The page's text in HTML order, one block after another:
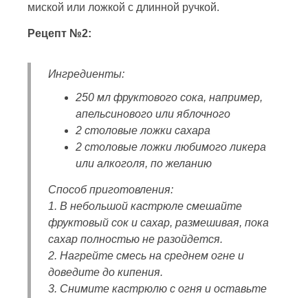
миской или ложкой с длинной ручкой.
Рецепт №2:
Ингредиенты:
250 мл фруктового сока, например,
апельсинового или яблочного
2 столовые ложки сахара
2 столовые ложки любимого ликера
или алкоголя, по желанию
Способ приготовления:
1. В небольшой кастрюле смешайте
фруктовый сок и сахар, размешивая, пока
сахар полностью не разойдется.
2. Нагрейте смесь на среднем огне и
доведите до кипения.
3. Снимите кастрюлю с огня и оставьте